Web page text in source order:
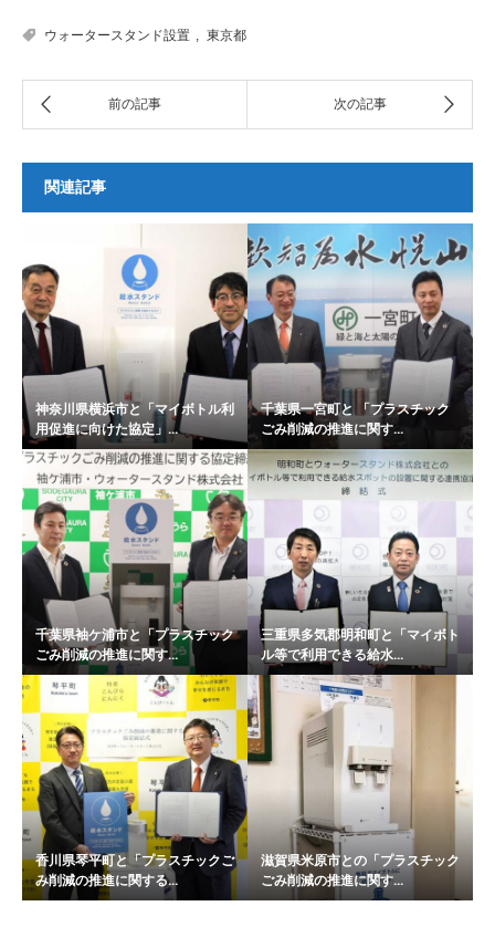
ウォータースタンド設置 東京都
関連記事
神奈川県横浜市と「マイボトル利
用促進に向けた協定」...
千葉県一宮町と 「プラスチック
ごみ削減の推進に関す...
千葉県袖ケ浦市と「プラスチック
ごみ削減の推進に関す...
三重県多気郡明和町と「マイボト
ル等で利用できる給水...
香川県琴平町と「プラスチックご
み削減の推進に関する...
滋賀県米原市との「プラスチック
ごみ削減の推進に関す...